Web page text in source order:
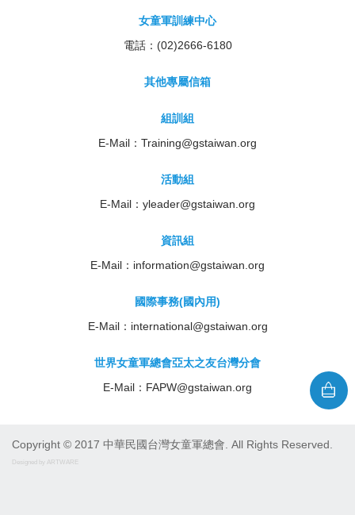
女童軍訓練中心
電話：(02)2666-6180
其他專屬信箱
組訓組
E-Mail： Training@gstaiwan.org
活動組
E-Mail： yleader@gstaiwan.org
資訊組
E-Mail： information@gstaiwan.org
國際事務(國內用)
E-Mail： international@gstaiwan.org
世界女童軍總會亞太之友台灣分會
E-Mail： FAPW@gstaiwan.org
Copyright © 2017 中華民國台灣女童軍總會. All Rights Reserved.
Designed by ARTWARE